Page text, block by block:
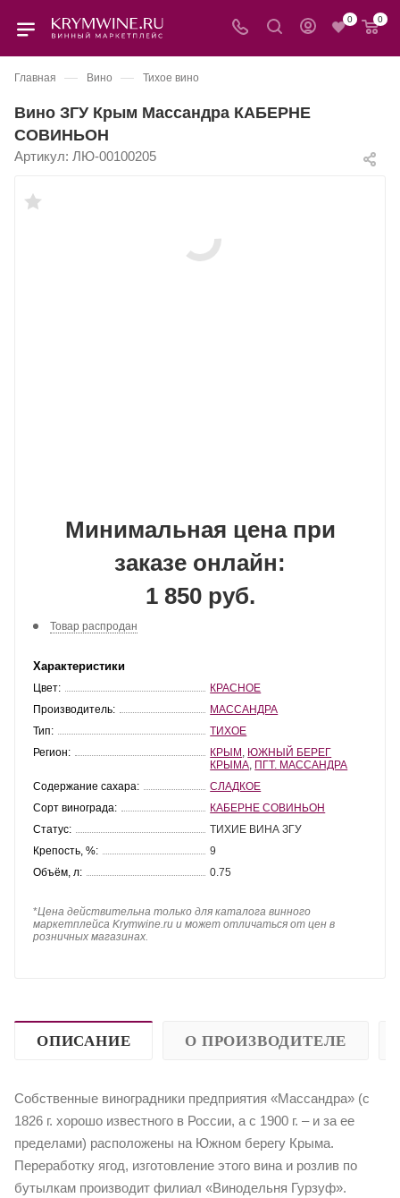
0 0
Главная — Вино — Тихое вино
Вино ЗГУ Крым Массандра КАБЕРНЕ
СОВИНЬОН
Артикул: ЛЮ-00100205
Минимальная цена при
заказе онлайн:
1 850 руб.
Товар распродан
Характеристики
Цвет:
КРАСНОЕ
Производитель:
МАССАНДРА
Тип:
ТИХОЕ
Регион:
КРЫМ ЮЖНЫЙ БЕРЕГ
КРЫМА ПГТ. МАССАНДРА
Содержание сахара:
СЛАДКОЕ
Сорт винограда:
КАБЕРНЕ СОВИНЬОН
Статус:
ТИХИЕ ВИНА ЗГУ
Крепость, %:
9
Объём, л:
0.75
*Цена действительна только для каталога винного
маркетплейса Krymwine.ru и может отличаться от цен в
розничных магазинах.
ОПИСАНИЕ О ПРОИЗВОДИТЕЛЕ
Собственные виноградники предприятия «Массандра» (с
1826 г. хорошо известного в России, а с 1900 г. – и за ее
пределами) расположены на Южном берегу Крыма.
Переработку ягод, изготовление этого вина и розлив по
бутылкам производит филиал «Винодельня Гурзуф».